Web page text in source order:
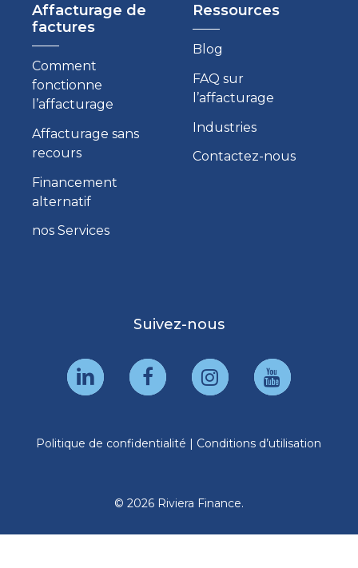
Affacturage de
factures
Comment
fonctionne
l’affacturage
Affacturage sans
recours
Financement
alternatif
nos Services
Ressources
Blog
FAQ sur
l’affacturage
Industries
Contactez-nous
Suivez-nous
Politique de confidentialité | Conditions d’utilisation
© 2026 Riviera Finance.